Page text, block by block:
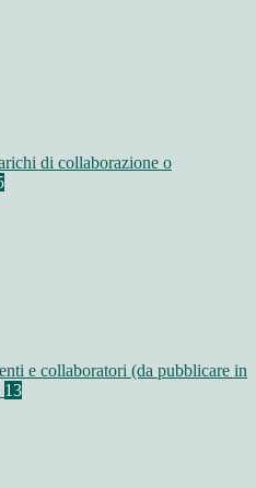
di collaborazione o
e collaboratori (da pubblicare in
13